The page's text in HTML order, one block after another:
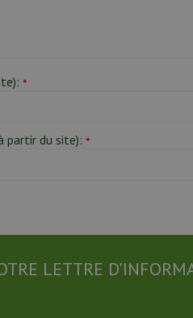
*
partir du site): *
LETTRE